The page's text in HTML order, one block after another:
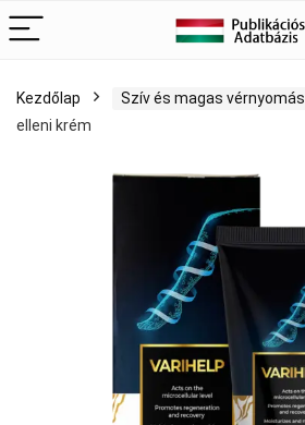
Kezdőlap Szív és magas vérnyomás
elleni krém